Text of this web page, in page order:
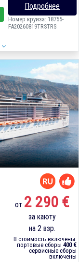
Подробнее
Номер круиза: 18755-
FA20260819TRSTRS
от 2 290 €
за каюту
на 2 взр.
В стоимость включены:
портовые сборы 400 €
сервисные сборы
включены